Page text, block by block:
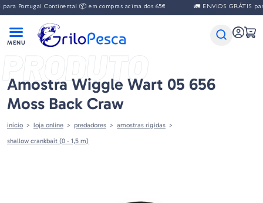
Portugal Continental 📦 em compras acima dos 65€ 🚛 ENVIOS GRÁTIS
PRODUTO
Amostra Wiggle Wart 05 656
Moss Back Craw
início loja online predadores
amostras rigidas
shallow crankbait (0 - 1,5 m)